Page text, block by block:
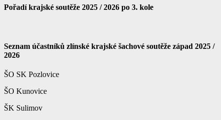
Pořadí krajské soutěže 2025 / 2026 po 3. kole
Seznam účastníků zlínské krajské šachové soutěže západ 2025 /
2026
ŠO SK Pozlovice
ŠO Kunovice
ŠK Sulimov